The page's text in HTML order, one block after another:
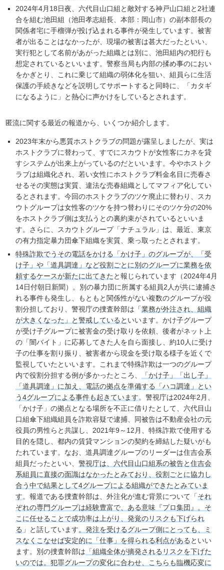
2024年4月18日夜、六代目山口組と敵対する神戸山口組と2社連
合を組む池田組（池田孝志組長、本部：岡山市）の副本部長の
関係者宅に手榴弾が投げ込まれる事件が発生しています。被害
者が出ることはなかったが、現場の被害は甚大だったといい、
実行犯として名前があがった組織とは別に、池田組内の犯行も
想定されているといいます。警察当局も内部の揉め事のにおい
をかぎとり、これに乗じて組織の弱体化を狙い、組員らに生活
保護の手続きなどを説明してサポートすると同時に、「カタギ
になるように」と熱心に声かけをしているとされます。
匿流に関する最近の報道から、いくつか紹介します。
2023年末から悪質ホストクラブの問題が露呈しましたが、実は
ホストクラブに替わって、すでにスカウトが女性客にカネを貸
すシステムが出来上がっているのだといいます。今やホストク
ラブは組織化され、若い女性にホストクラブ料金名目に売春さ
せるその実態は実質、違法な売春組織としてマフィア化してい
るとされます。今回のホストクラブのツケ廃止に替わり、スカ
ウトグループは女性客のツケを持つ替わりにそのツケ分の20%
をホストクラブ側は支払うとの裏約束がされているといいま
す。さらに、スカウトグループ「ナチュラル」は、最近、東京
の有力指定暴力団傘下組織を実質、乗っ取ったとされます。
特殊詐欺でうその電話をかける「かけ子」のグループが、「受
け子」や「道具調達」など役割ごとに別のグループに業務を依
頼するケースが新たに出てきた と報じられています（2024年4月
14日付朝日新聞）。別の暴力団に所属する組員2人が共に逮捕さ
れる事件も発生し、もともと関係性がない複数のグループが役
割分担しており、警視庁の捜査幹部は「業務が外注され、組織
が大きくなった」と警戒していると いいます。かけ子グループ
が受け子グループに被害金の受け取りを依頼、後者がネット上
の「闇バイト」に応募してきた人を自ら面接し、約10人に受け
子の仕事を割り振り、被害者から現金を受け取る様子を近くで
監視していたといいます。これまで特殊詐欺は一つのグループ
内で役割分担する例が多かったところ、
「かけ子」「出し子」
「道具調達」に加え、電話の拠点を準備する「ハコ調達」とい
う4グループによる事件も起きています。警視庁は2024年2月、
「かけ子」の拠点となる場所を不正に借りたとして、六代目山
口組傘下組織組員を詐欺容疑で逮捕、同被告は不動産会社の元
役員の男性らと共謀し、2021年9～12月、特殊詐欺で使用する
目的を隠し、都内の賃貸マンションの契約を締結した疑いがも
たれています。なお、道具調達グループのリーダーは住吉会系
組員だったといい、警視庁は、六代目山口組系の被告と住吉会
系組員に直接の面識はなかったとみており、役割ごとに協力し
合う中で結果として4グループによる組織ができたとみていま
す。報道である捜査幹部は、外注化が進む背景について「それ
ぞれの専門グループは経験豊富で、ある意味『プロ集団』。そ
こに任せることで成功率は上がり、発覚のリスクも下げられ
る 」と話しています。発注を受けるグループ側にとっても、ミ
スなくこなせば安定的に「仕事」を得られる利点がある といい
ます。別の捜査幹部は 「組織全体が摘発されるリスクを下げた
いのでは。犯罪グループの変化に合わせ、こちらも臨機応変に